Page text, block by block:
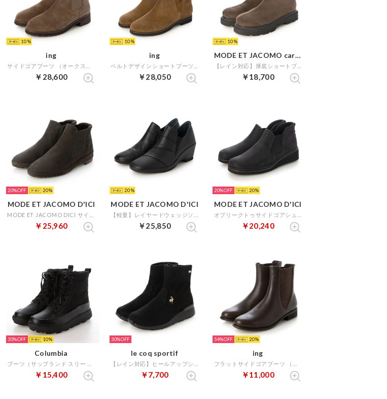
10
ing
￥28,600
10
ing
￥28,050
10
MODE ET JACOMO carino
￥18,700
20% 20
MODE ET JACOMO D'ICI
￥25,960
20
MODE ET JACOMO D'ICI
￥25,850
20% 20
MODE ET JACOMO D'ICI
￥20,240
30% 10
Columbia
￥15,400
30%
le coq sportif
￥7,700
54% 20
ing
￥11,000